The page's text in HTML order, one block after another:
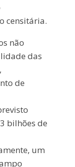
censitária.
não
das
de
bilhões de
um